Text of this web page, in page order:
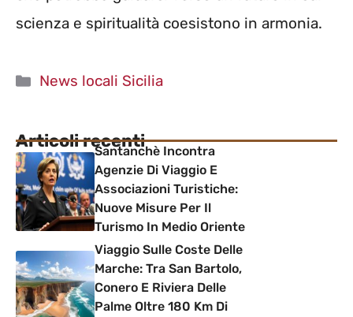
scienza e spiritualità coesistono in armonia.
Categorie
News locali Sicilia
Articoli recentiSantanchè Incontra
Agenzie Di Viaggio E
Associazioni Turistiche:
Nuove Misure Per Il
Turismo In Medio Oriente
Viaggio Sulle Coste Delle
Marche: Tra San Bartolo,
Conero E Riviera Delle
Palme Oltre 180 Km Di